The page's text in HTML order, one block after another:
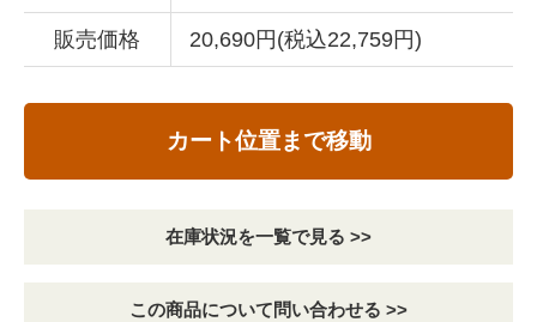
販売価格 20,690円(税込22,759円)
カート位置まで移動
在庫状況を一覧で見る >>
この商品について問い合わせる >>